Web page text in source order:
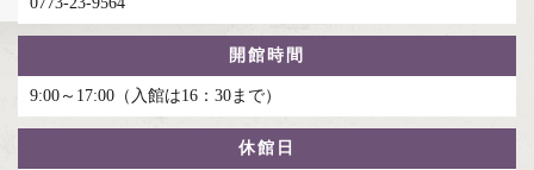
開館時間
9:00～17:00（入館は16：30まで）
休館日